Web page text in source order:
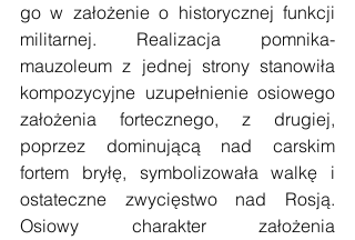
go w założenie o historycznej funkcji
militarnej. Realizacja pomnika-
mauzoleum z jednej strony stanowiła
kompozycyjne uzupełnienie osiowego
założenia fortecznego, z drugiej,
poprzez dominującą nad carskim
fortem bryłę, symbolizowała walkę i
ostateczne zwycięstwo nad Rosją.
Osiowy charakter założenia